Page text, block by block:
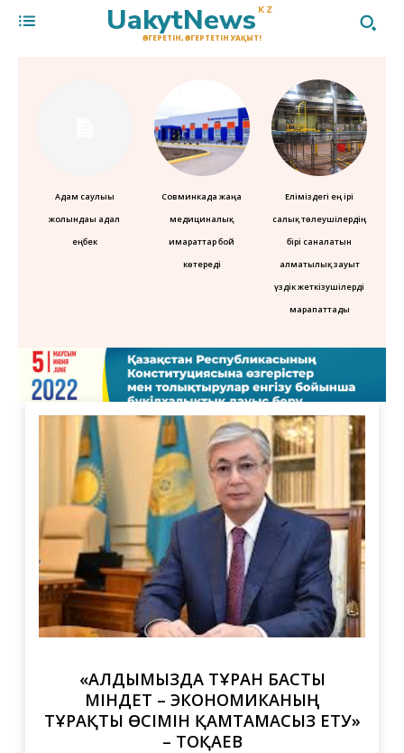
UakytNews KZ
ӨЗГЕРЕТІН, ӨЗГЕРТЕТІН УАҚЫТ!
Адам саулығы
жолындағы адал
еңбек
Совминкада жаңа
медициналық
ғимараттар бой
көтереді
Еліміздегі ең ірі
салық төлеушілердің
бірі саналатын
алматылық зауыт
үздік жеткізушілерді
марапаттады
«АЛДЫМЫЗДА ТҰРҒАН БАСТЫ
МІНДЕТ – ЭКОНОМИКАНЫҢ
ТҰРАҚТЫ ӨСІМІН ҚАМТАМАСЫЗ ЕТУ»
– ТОҚАЕВ